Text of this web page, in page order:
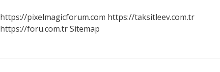
https://pixelmagicforum.com https://taksitleev.com.tr
https://foru.com.trSitemap